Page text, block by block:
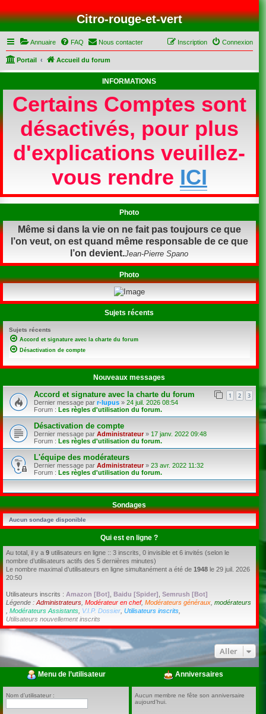
Citro-rouge-et-vert
Annuaire FAQ Nous contacter Connexion
Inscription
Portail Accueil du forum
INFORMATIONS
Certains Comptes sont
désactivés, pour plus
d'explications veuillez-
vous rendre ICI
Photo
Même si dans la vie on ne fait pas toujours ce que
l’on veut, on est quand même responsable de ce que
l’on devient.Jean-Pierre Spano
Photo
Sujets récents
Sujets récents
Accord et signature avec la charte du forum
Désactivation de compte
Nouveaux messages
Accord et signature avec la charte du forum 1 2 3
Dernier message par r-lupus » 24 juil. 2026 08:54
Forum : Les règles d'utilisation du forum.
Désactivation de compte
Dernier message par Administrateur» 17 janv. 2022 09:48
Forum : Les règles d'utilisation du forum.
L'équipe des modérateurs
Dernier message par Administrateur» 23 avr. 2022 11:32
Forum : Les règles d'utilisation du forum.
Sondages
Aucun sondage disponible
Qui est en ligne ?
Au total, il y a 9 utilisateurs en ligne :: 3 inscrits, 0 invisible et 6 invités (selon le
nombre d’utilisateurs actifs des 5 dernières minutes)
Le nombre maximal d’utilisateurs en ligne simultanément a été de 1948 le 29 juil. 2026
20:50
Utilisateurs inscrits : Amazon [Bot] Baidu [Spider] Semrush [Bot]
Légende : Administrateurs Modérateur en chef, Modérateurs généraux modérateurs
Modérateurs Assistants V.I.P. Dossier Utilisateurs inscrits
Utilisateurs nouvellement inscrits
Aller
Menu de l’utilisateur
Nom d’utilisateur :
Anniversaires
Aucun membre ne fête son anniversaire
aujourd’hui.